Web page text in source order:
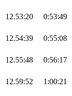
12.53:20 0:53:49
12.54:39 0:55:08
12.55:48 0:56:17
12.59:52 1:00:21